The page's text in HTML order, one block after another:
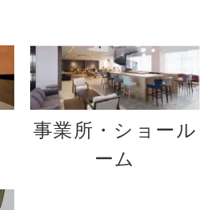
事業所・ショール
ーム